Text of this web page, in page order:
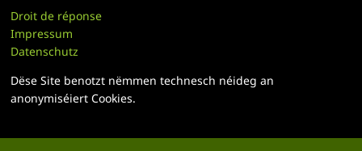
Droit de réponse
Impressum
Datenschutz
Dëse Site benotzt nëmmen technesch néideg an
anonymiséiert Cookies.